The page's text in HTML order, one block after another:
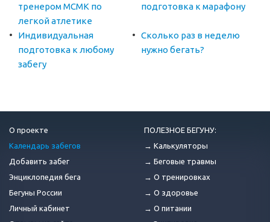
тренером МСМК по
легкой атлетике
подготовка к марафону
Индивидуальная
подготовка к любому
забегу
Сколько раз в неделю
нужно бегать?
О проекте
Календарь забегов
Добавить забег
Энциклопедия бега
Бегуны России
Личный кабинет
ПОЛЕЗНОЕ БЕГУНУ:
→ Калькуляторы
→ Беговые травмы
→ О тренировках
→ О здоровье
→ О питании